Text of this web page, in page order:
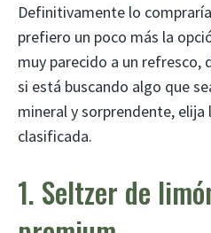
Definitivamente lo
prefiero un poco más la
muy parecido a un refresco,
si está buscando algo que
mineral y sorprendente,
clasificada.
1. Seltzer de